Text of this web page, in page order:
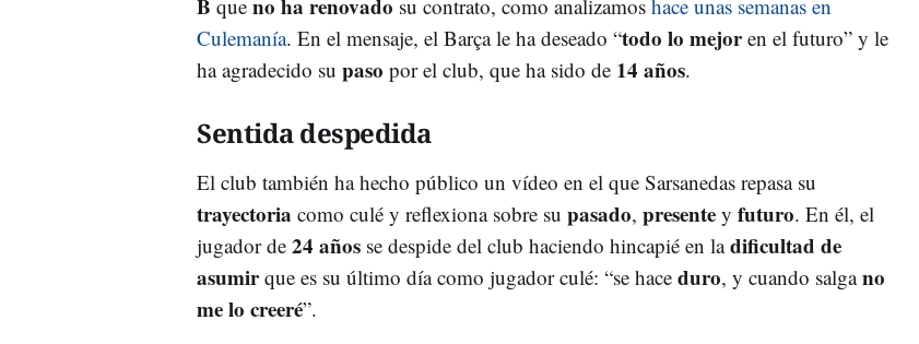
que su contrato, como analizamos hace unas semanas en
Culemanía. En el mensaje, el Barça le ha deseado “todo lo mejoren el futuro” y le
ha agradecido su paso por el club, que ha sido de 14 años.
Sentida despedida
El club también ha hecho público un vídeo en el que Sarsanedas repasa su
trayectoria como culé y reflexiona sobre su pasado, presente y futuro. En él, el
jugador de 24 años se despide del club haciendo hincapié en ladificultad de
asumirque es su último día como jugador culé: “se hace duro, y cuando salgano
me lo creeré”.